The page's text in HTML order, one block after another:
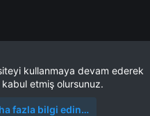
kullanmaya devam ederek
kabul etmiş olursunuz.
fazla bilgi edin…